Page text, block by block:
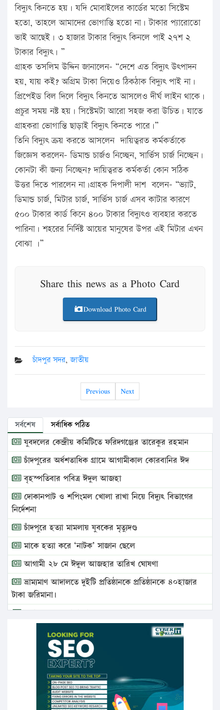
বিদ্যুৎ কিনতে হয়। যদি মোবাইলের কার্ডের মতো সিস্টেম
হতো, তাহলে আমাদের ভোগান্তি হতো না। টাকার প্যারোতো
ভাই আছেই। ৩ হাজার টাকার বিদ্যুৎ কিনলে পাই ২৭শ ২
টাকার বিদ্যুৎ। ”
গ্রাহক তসলিম উদ্দিন জানালেন- “দেশে এত বিদ্যুৎ উৎপাদন
হয়, যায় কই? অগ্রিম টাকা দিয়েও ঠিকঠাক বিদ্যুৎ পাই না।
প্রিপেইড বিল দিলে বিদ্যুৎ কিনতে আসলেও দীর্ঘ লাইন থাকে।
প্রচুর সময় নষ্ট হয়। সিস্টেমটা আরো সহজ করা উচিত। যাতে
গ্রাহকরা ভোগান্তি ছাড়াই বিদ্যুৎ কিনতে পারে।”
তিনি বিদ্যুৎ ক্রয় করতে আসলেন দায়িত্বরত কর্মকর্তাকে
জিজ্ঞেস করলেন- ডিমান্ড চার্জও নিচ্ছেন, সার্ভিস চার্জ নিচ্ছেন।
কোনটা কী জন্য নিচ্ছেন? দায়িত্বরত কর্মকর্তা কোন সঠিক
উত্তর দিতে পারলেন না।গ্রাহক দিপালী দাশ বলেন- “ভ্যাট,
ডিমান্ড চার্জ, মিটার চার্জ, সার্ভিস চার্জ এসব কাটার কারণে
৫০০ টাকার কার্ড কিনে ৪০০ টাকার বিদ্যুৎও ব্যবহার করতে
পারিনা। শহরের নির্দিষ্ট আয়ের মানুষের উপর এই মিটার এখন
বোঝা ।”
Share this news as a Photo Card
Download Photo Card
চাঁদপুর সদর,জাতীয়
Previous Next
সর্বশেষ সর্বাধিক পঠিত
যুবদলের কেন্দ্রীয় কমিটিতে ফরিদগঞ্জের তারেকুর রহমান
চাঁদপুরের অর্ধশতাধিক গ্রামে আগামীকাল কোরবানির ঈদ
বৃহস্পতিবার পবিত্র ঈদুল আজহা
দোকানপাট ও শপিংমল খোলা রাখা নিয়ে বিদ্যুৎ বিভাগের
নির্দেশনা
চাঁদপুরে হত্যা মামলায় যুবকের মৃত্যুদণ্ড
মাকে হত্যা করে ‘নাটক’ সাজান ছেলে
আগামী ২৮ মে ঈদুল আজহার তারিখ ঘোষণা
ভ্রাম্যমাণ আদালতে দুইটি প্রতিষ্ঠানকে প্রতিষ্ঠানকে ৪০হাজার
টাকা জরিমানা।
এবার লঞ্চের ভাড়া বাড়ল
১৭ থেকে ২১ শতাংশ বিদ্যুতের দাম বাড়ানোর প্রস্তাব পিডিবির
১৬ মে চাঁদপুর ও ২৫ মে ফেনী সফরে যাবেন প্রধানমন্ত্রী
উচ্চশিক্ষায় গৌরবময় অর্জন: পূর্ণ স্কলারশিপে যুক্তরাষ্ট্রে
পিএইচডি করছেন কুয়েটের কৃতি…
সারা দেশে বজ্রাঘাতে ১৪ জনের প্রাণহানি